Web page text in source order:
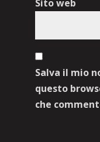
Sito web
Salva il mio
questo
che